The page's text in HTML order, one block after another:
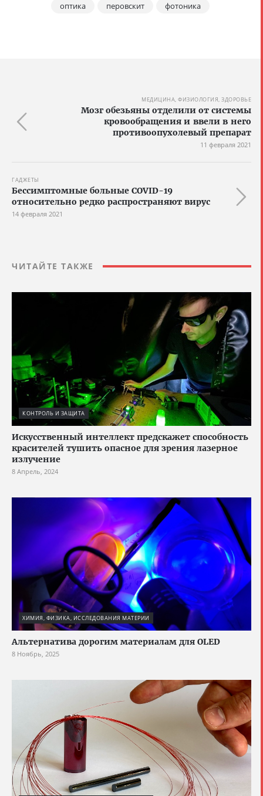
оптика
перовскит фотоника
МЕДИЦИНА, ФИЗИОЛОГИЯ, ЗДОРОВЬЕ
Мозг обезьяны отделили от системы
кровообращения и ввели в него
противоопухолевый препарат
11 февраля 2021
ГАДЖЕТЫ
Бессимптомные больные COVID-19
относительно редко распространяют вирус
14 февраля 2021
ЧИТАЙТЕ ТАКЖЕ
КОНТРОЛЬ И ЗАЩИТА
Искусственный интеллект предскажет способность
красителей тушить опасное для зрения лазерное
излучение
8 Апрель, 2024
ХИМИЯ, ФИЗИКА, ИССЛЕДОВАНИЯ МАТЕРИИ
Альтернатива дорогим материалам для OLED
8 Ноябрь, 2025